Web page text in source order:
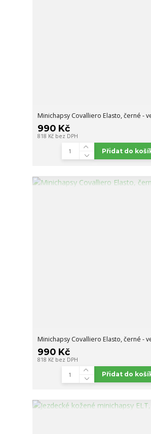
Minichapsy Covalliero Elasto, černé -
990 Kč
818 Kč bez DPH
Přidat do
Minichapsy Covalliero Elasto, černé -
990 Kč
818 Kč bez DPH
Přidat do